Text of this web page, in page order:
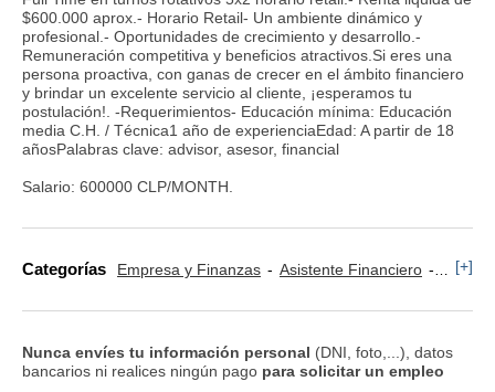
$600.000 aprox.- Horario Retail- Un ambiente dinámico y
profesional.- Oportunidades de crecimiento y desarrollo.-
Remuneración competitiva y beneficios atractivos.Si eres una
persona proactiva, con ganas de crecer en el ámbito financiero
y brindar un excelente servicio al cliente, ¡esperamos tu
postulación!. -Requerimientos- Educación mínima: Educación
media C.H. / Técnica1 año de experienciaEdad: A partir de 18
añosPalabras clave: advisor, asesor, financial
Salario: 600000 CLP/MONTH.
Categorías Empresa y Finanzas Asistente Financiero [+]
Nunca envíes tu información personal (DNI, foto,...), datos
bancarios ni realices ningún pago para solicitar un empleo